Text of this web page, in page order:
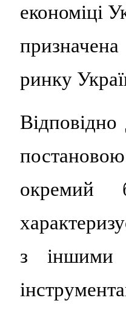
економіці
ринку
окремий
з іншими